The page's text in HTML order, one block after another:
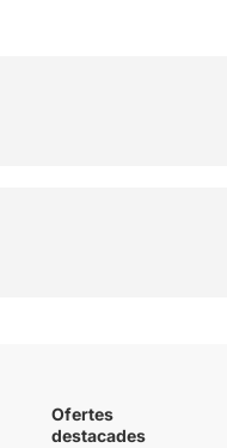
Ofertes
destacades